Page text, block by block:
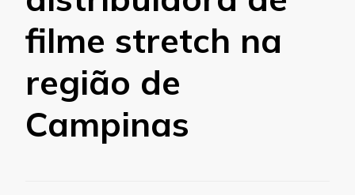
filme stretch na
região de
Campinas